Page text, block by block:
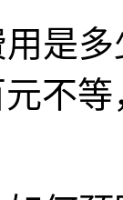
是
不